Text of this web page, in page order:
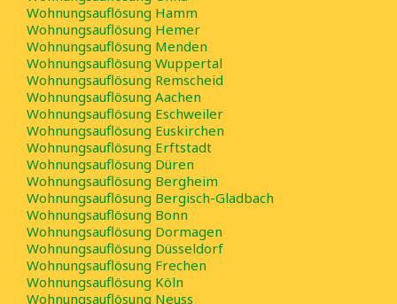
Wohnungsauflösung Hamm
Wohnungsauflösung Hemer
Wohnungsauflösung Menden
Wohnungsauflösung Wuppertal
Wohnungsauflösung Remscheid
Wohnungsauflösung Aachen
Wohnungsauflösung Eschweiler
Wohnungsauflösung Euskirchen
Wohnungsauflösung Erftstadt
Wohnungsauflösung Düren
Wohnungsauflösung Bergheim
Wohnungsauflösung Bergisch-Gladbach
Wohnungsauflösung Bonn
Wohnungsauflösung Dormagen
Wohnungsauflösung Düsseldorf
Wohnungsauflösung Frechen
Wohnungsauflösung Köln
Wohnungsauflösung Neuss